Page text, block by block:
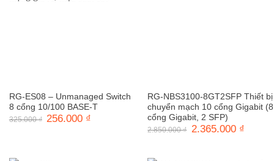
RG-ES08 – Unmanaged Switch
8 cổng 10/100 BASE-T
325.000₫ Giá
256.000 ₫
RG-NBS3100-8GT2SFP Thiết bị
chuyển mạch 10 cổng Gigabit (8
cổng Gigabit, 2 SFP)
2.850.000₫
Giá
2.365.000 ₫